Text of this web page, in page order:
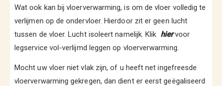
Wat ook kan bij vloerverwarming, is om de vloer volledig te
verlijmen op de ondervloer. Hierdoor zit er geen lucht
tussen de vloer. Lucht isoleert namelijk. Klik hiervoor
legservice vol-verlijmd leggen op vloerverwarming.
Mocht uw vloer niet vlak zijn, of u heeft net ingefreesde
vloerverwarming gekregen, dan dient er eerst geëgaliseerd